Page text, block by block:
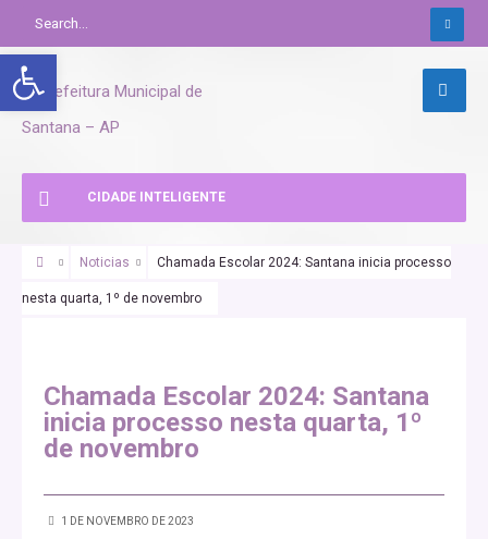
Abrir a barra de ferramentas
CIDADE INTELIGENTE
Noticias Chamada Escolar 2024: Santana inicia processo
nesta quarta, 1º de novembro
Chamada Escolar 2024: Santana
inicia processo nesta quarta, 1º
de novembro
1 DE NOVEMBRO DE 2023